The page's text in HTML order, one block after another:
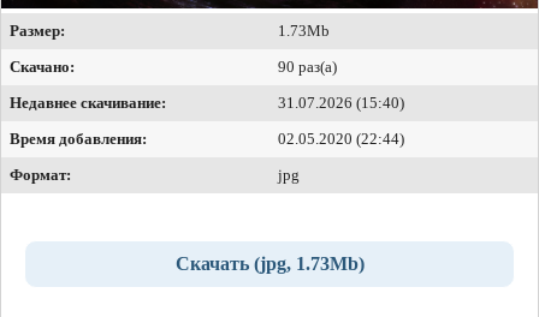
Размер:
1.73Mb
Скачано:
90 раз(а)
Недавнее скачивание:
31.07.2026 (15:40)
Время добавления:
02.05.2020 (22:44)
Формат:
jpg
Скачать (jpg, 1.73Mb)